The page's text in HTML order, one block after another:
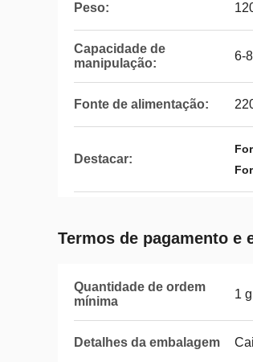
Peso:
Capacidade de
manipulação:
6-
Fonte de alimentação:
Destacar:
Termos de pagamento e
Quantidade de ordem
mínima
1
Detalhes da embalagem